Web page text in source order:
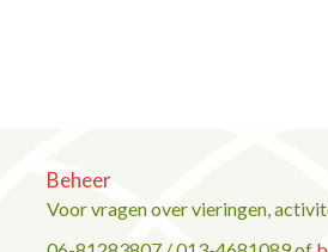
Beheer
Voor vragen over vieringen,